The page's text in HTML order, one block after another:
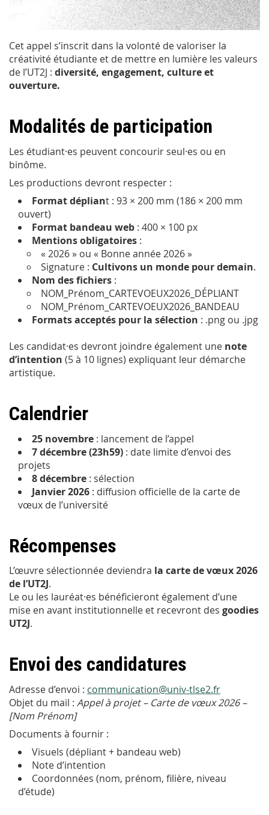
Cet appel s’inscrit dans la volonté de valoriser la
créativité étudiante et de mettre en lumière les valeurs
de l’UT2J : diversité, engagement, culture et
ouverture.
Modalités de participation
Les étudiant·es peuvent concourir seul·es ou en
binôme.
Les productions devront respecter :
Format dépliant : 93 × 200 mm (186 × 200 mm
ouvert)
Format bandeau web : 400 × 100 px
Mentions obligatoires :
« 2026 » ou « Bonne année 2026 »
Signature : Cultivons un monde pour demain.
Nom des fichiers :
NOM_Prénom_CARTEVOEUX2026_DÉPLIANT
NOM_Prénom_CARTEVOEUX2026_BANDEAU
Formats acceptés pour la sélection : .png ou .jpg
Les candidat·es devront joindre également une note
d’intention (5 à 10 lignes) expliquant leur démarche
artistique.
Calendrier
25 novembre : lancement de l’appel
7 décembre (23h59) : date limite d’envoi des
projets
8 décembre : sélection
Janvier 2026 : diffusion officielle de la carte de
vœux de l’université
Récompenses
L’œuvre sélectionnée deviendra la carte de vœux 2026
de l’UT2J.
Le ou les lauréat·es bénéficieront également d’une
mise en avant institutionnelle et recevront des goodies
UT2J.
Envoi des candidatures
Adresse d’envoi : communication@univ-tlse2.fr
Objet du mail : Appel à projet – Carte de vœux 2026 –
[Nom Prénom]
Documents à fournir :
Visuels (dépliant + bandeau web)
Note d’intention
Coordonnées (nom, prénom, filière, niveau
d’étude)